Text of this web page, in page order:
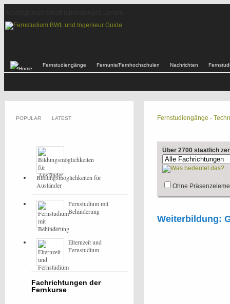
Fernstudiengänge Fernunis/Fernhochschulen Nachrichten
Fernstudiengänge -
Über 2700 staatlich
Ohne
Weiterbildung:
POPULAR LATEST
Bildungsmöglichkeiten für
Ausländer
Fernstudium mit
Behinderung
Elternzeit und
Fernstudium
Fachrichtungen der
Fernkurse